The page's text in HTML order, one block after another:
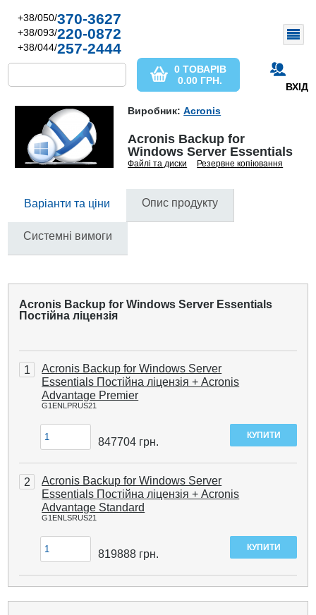
+38/050/370-3627
+38/093/220-0872
+38/044/257-2444
ВХІД
0 ТОВАРІВ
0.00 ГРН.
Виробник:Acronis
Acronis Backup for
Windows Server Essentials
Файлі та диски Резервне копіювання
Варіанти та ціни Опис продукту
Системні вимоги
Acronis Backup for Windows Server Essentials
Постійна ліцензія
1
Acronis Backup for Windows Server
Essentials Постійна ліцензія + Acronis
Advantage Premier
G1ENLPRUS21
847704 грн.
2
Acronis Backup for Windows Server
Essentials Постійна ліцензія + Acronis
Advantage Standard
G1ENLSRUS21
819888 грн.